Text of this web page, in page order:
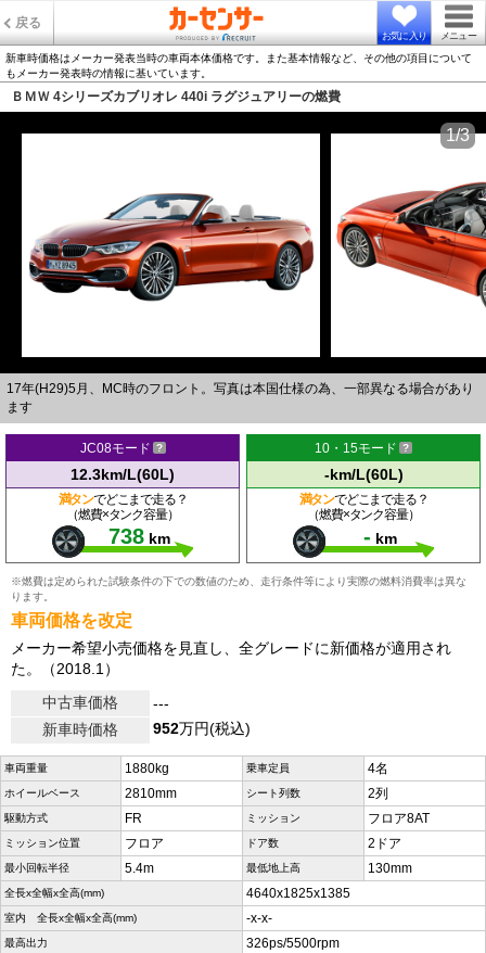
戻る
お気に入り メニュー
新車時価格はメーカー発表当時の車両本体価格です。また基本情報など、その他の項目について
もメーカー発表時の情報に基いています。
ＢＭＷ 4シリーズカブリオレ 440i ラグジュアリーの燃費
17年(H29)5月、MC時のフロント。写真は本国仕様の為、一部異なる場合があり
ます
1/3
JC08モード
12.3km/L(60L)
満タンでどこまで走る？
（燃費×タンク容量）
738 km
10・15モード
-km/L(60L)
満タンでどこまで走る？
（燃費×タンク容量）
- km
※燃費は定められた試験条件の下での数値のため、走行条件等により実際の燃料消費率は異な
ります。
車両価格を改定
メーカー希望小売価格を見直し、全グレードに新価格が適用され
た。（2018.1）
中古車価格
---
新車時価格
952万円(税込)
車両重量 1880kg 乗車定員 4名
ホイールベース 2810mm シート列数 2列
駆動方式 FR ミッション フロア8AT
ミッション位置 フロア ドア数 2ドア
最小回転半径 5.4m 最低地上高 130mm
全長x全幅x全高(mm) 4640x1825x1385
室内 全長x全幅x全高(mm) -x-x-
最高出力 326ps/5500rpm